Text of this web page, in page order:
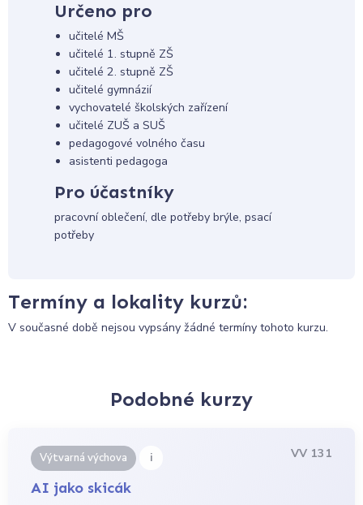
Určeno pro
učitelé MŠ
učitelé 1. stupně ZŠ
učitelé 2. stupně ZŠ
učitelé gymnázií
vychovatelé školských zařízení
učitelé ZUŠ a SUŠ
pedagogové volného času
asistenti pedagoga
Pro účastníky
pracovní oblečení, dle potřeby brýle, psací
potřeby
Termíny a lokality kurzů:
V současné době nejsou vypsány žádné termíny tohoto kurzu.
Podobné kurzy
Výtvarná výchova i VV 131
AI jako skicák